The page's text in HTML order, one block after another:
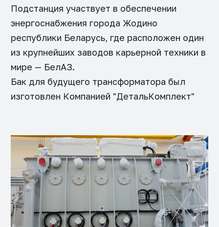
Подстанция участвует в обеспечении
энергоснабжения города Жодино
республики Беларусь, где расположен один
из крупнейших заводов карьерной техники в
мире — БелАЗ.
Бак для будущего трансформатора был
изготовлен Компанией "ДетальКомплект"